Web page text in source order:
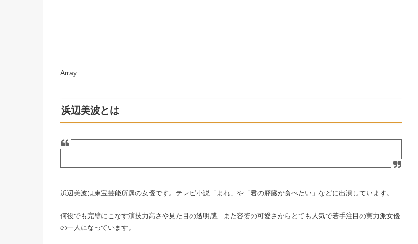
Array
浜辺美波とは
浜辺美波は東宝芸能所属の女優です。テレビ小説「まれ」や「君の膵臓が食べたい」などに出演しています。
何役でも完璧にこなす演技力高さや見た目の透明感、また容姿の可愛さからとても人気で若手注目の実力派女優
の一人になっています。